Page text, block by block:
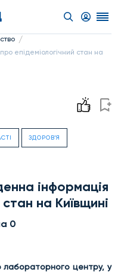
/
епідеміологічний стан на
ЗДОРОВ'Я
інформація
на Київщині
0
лабораторного центру, у